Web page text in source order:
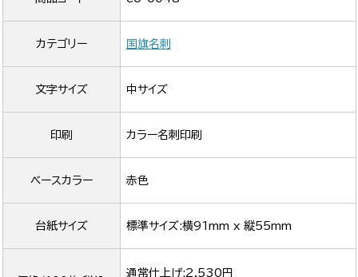
カテゴリー 国旗名刺
文字サイズ 中サイズ
印刷 カラー名刺印刷
ベースカラー 赤色
台紙サイズ 標準サイズ:横91mm x 縦55mm
通常仕上げ:2,530円